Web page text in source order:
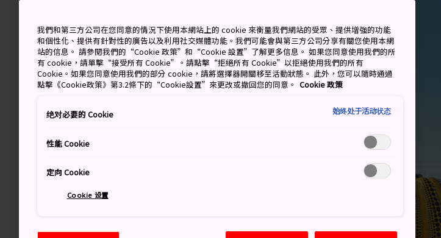
我們和第三方公司在您同意的情況下使用本網站上的 cookie 來衡量我們網站的受眾、提供增強的功能
和個性化、提供有針對性的廣告以及利用社交媒體功能。我們可能會與第三方公司分享有關您使用本網
站的信息。 請參閱我們的“Cookie 政策”和“Cookie 設置”了解更多信息。 如果您同意使用我們的所
有 cookie，請單擊“接受所有 Cookie”。請點擊“拒絕所有 Cookie”以拒絕使用我們的所有
Cookie。如果您同意使用我們的部分 cookie，請將選擇器開關移至活動狀態。 此外，您可以隨時通過
點擊《Cookie政策》第3.2條下的“Cookie設置”來更改或撤回您的同意。 Cookie 政策
绝对必要的 Cookie 始终处于活动状态
性能 Cookie
定向 Cookie
Cookie 设置